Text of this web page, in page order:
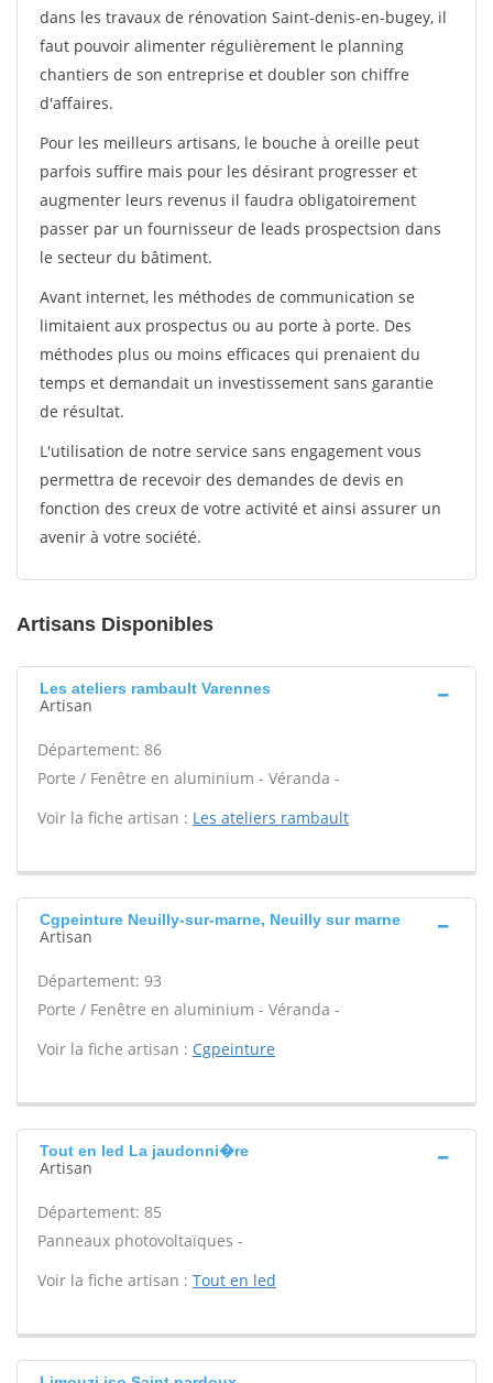
dans les travaux de rénovation Saint-denis-en-bugey, il
faut pouvoir alimenter régulièrement le planning
chantiers de son entreprise et doubler son chiffre
d'affaires.
Pour les meilleurs artisans, le bouche à oreille peut
parfois suffire mais pour les désirant progresser et
augmenter leurs revenus il faudra obligatoirement
passer par un fournisseur de leads prospectsion dans
le secteur du bâtiment.
Avant internet, les méthodes de communication se
limitaient aux prospectus ou au porte à porte. Des
méthodes plus ou moins efficaces qui prenaient du
temps et demandait un investissement sans garantie
de résultat.
L'utilisation de notre service sans engagement vous
permettra de recevoir des demandes de devis en
fonction des creux de votre activité et ainsi assurer un
avenir à votre société.
Artisans Disponibles
Les ateliers rambault Varennes
Artisan
Département: 86
Porte / Fenêtre en aluminium - Véranda -
Voir la fiche artisan : Les ateliers rambault
Cgpeinture Neuilly-sur-marne, Neuilly sur marne
Artisan
Département: 93
Porte / Fenêtre en aluminium - Véranda -
Voir la fiche artisan : Cgpeinture
Tout en led La jaudonni�re
Artisan
Département: 85
Panneaux photovoltaïques -
Voir la fiche artisan : Tout en led